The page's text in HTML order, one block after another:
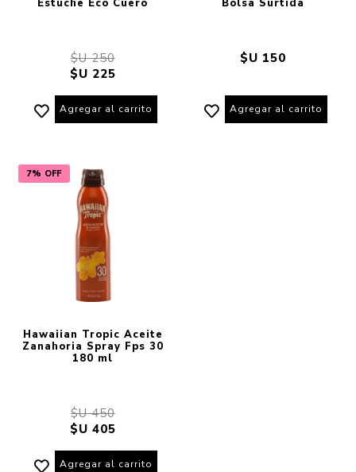
Estuche Eco Cuero
$U 250
$U 225
Agregar al carrito
Bolsa Surtida
$U 150
Agregar al carrito
7% OFF
Hawaiian Tropic Aceite
Zanahoria Spray Fps 30
180 ml
$U 450
$U 405
Agregar al carrito